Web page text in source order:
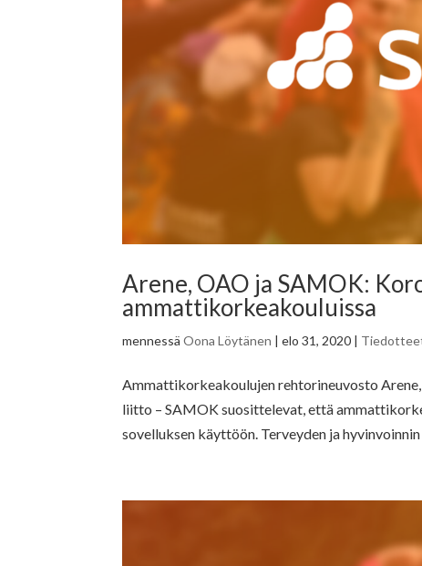
Arene, OAO ja SAMOK:
ammattikorkeakouluissa
mennessäOona Löytänen |elo 31, 2020 |
Ammattikorkeakoulujen rehtorineuvosto
liitto – SAMOK suosittelevat, että
sovelluksen käyttöön. Terveyden ja hyvinvoinnin